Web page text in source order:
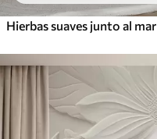
Hierbas suaves junto al mar